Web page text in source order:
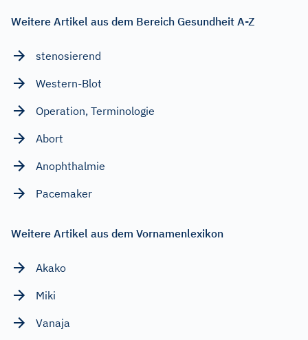
Weitere Artikel aus dem Bereich Gesundheit A-Z
stenosierend
Western-Blot
Operation, Terminologie
Abort
Anophthalmie
Pacemaker
Weitere Artikel aus dem Vornamenlexikon
Akako
Miki
Vanaja